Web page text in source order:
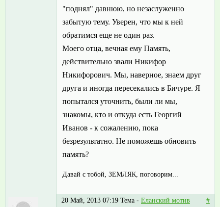
"поднял" давнюю, но незаслуженно
забытую тему. Уверен, что мы к ней
обратимся еще не один раз.
Моего отца, вечная ему Память,
действительно звали Никифор
Никифорович. Мы, наверное, знаем друг
друга и иногда пересекались в Бичуре. Я
попытался уточнить, были ли мы,
знакомы, кто и откуда есть Георгий
Иванов - к сожалению, пока
безрезультатно. Не поможешь обновить
память?
Давай с тобой, ЗЕМЛЯК, поговорим...
20 Май, 2013 07:19 Тема - Еланский мотив #